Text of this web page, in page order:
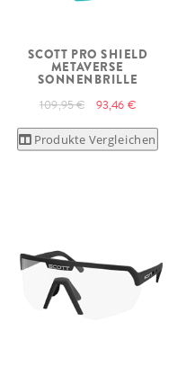
SCOTT PRO SHIELD
METAVERSE
SONNENBRILLE
109,95 € 93,46 €
Produkte Vergleichen